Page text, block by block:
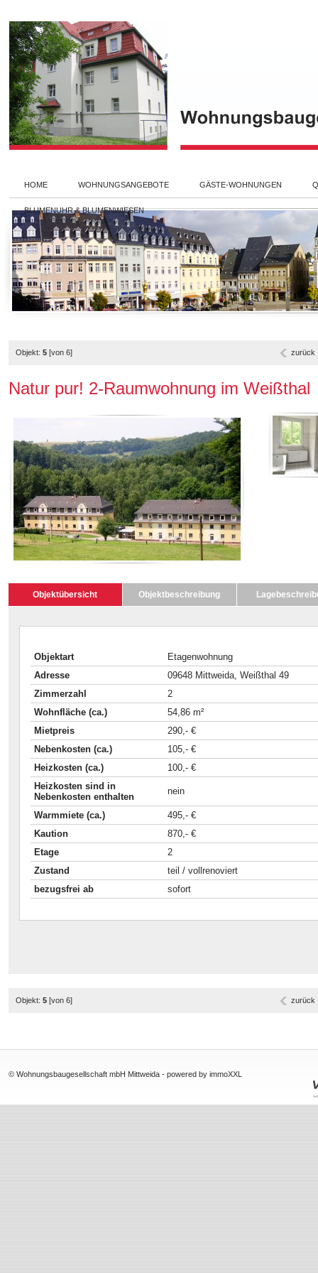
HOME WOHNUNGSANGEBOTE GÄSTE-WOHNUNGEN
BLUMENUHR & BLUMENWIESEN
Objekt: 5 [von 6] zurück
Natur pur! 2-Raumwohnung im Weißthal
Objektübersicht Objektbeschreibung
Objektart
Etagenwohnung
Adresse
09648 Mittweida, Weißthal 49
Zimmerzahl
2
Wohnfläche (ca.)
54,86 m²
Mietpreis
290,- €
Nebenkosten (ca.)
105,- €
Heizkosten (ca.)
100,- €
Heizkosten sind in
Nebenkosten enthalten
nein
Warmmiete (ca.)
495,- €
Kaution
870,- €
Etage
2
Zustand
teil / vollrenoviert
bezugsfrei ab
sofort
Objekt: 5 [von 6] zurück
© Wohnungsbaugesellschaft mbH Mittweida -powered by immoXXL